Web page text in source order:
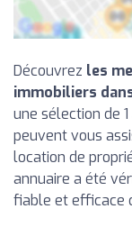
Découvrez les
immobiliers
une sélection de
peuvent vous
location de
annuaire a été
fiable et efficace